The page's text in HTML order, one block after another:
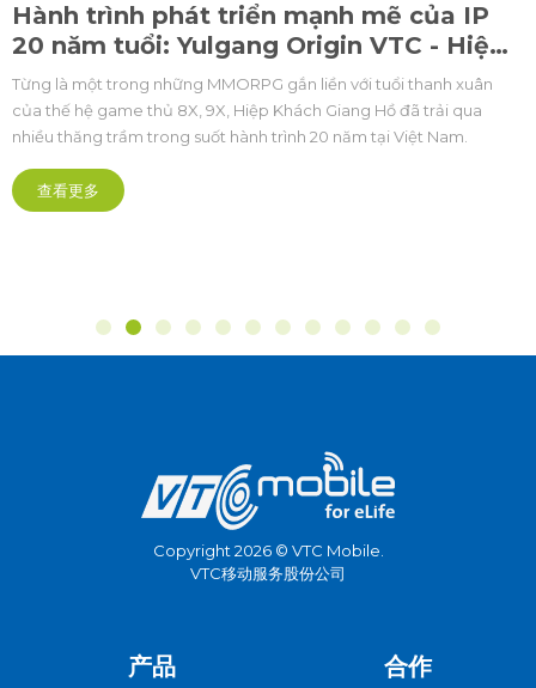
Hành trình phát triển mạnh mẽ của IP
20 năm tuổi: Yulgang Origin VTC - Hiệp
khách PC
Từng là một trong những MMORPG gắn liền với tuổi thanh xuân
của thế hệ game thủ 8X, 9X, Hiệp Khách Giang Hồ đã trải qua
nhiều thăng trầm trong suốt hành trình 20 năm tại Việt Nam.
查看更多
Copyright 2026 © VTC Mobile.
VTC移动服务股份公司
产品 合作